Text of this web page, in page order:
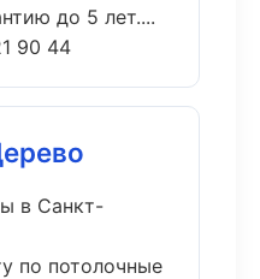
до 5 лет....
90 44
в Санкт-
по потолочные